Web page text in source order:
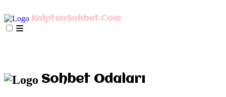
KalptenSohbet.Com
Sohbet Odaları